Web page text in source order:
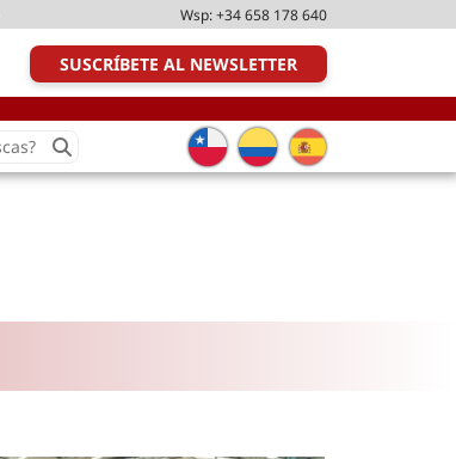
Wsp:+34 658 178 640
SUSCRÍBETE AL NEWSLETTER